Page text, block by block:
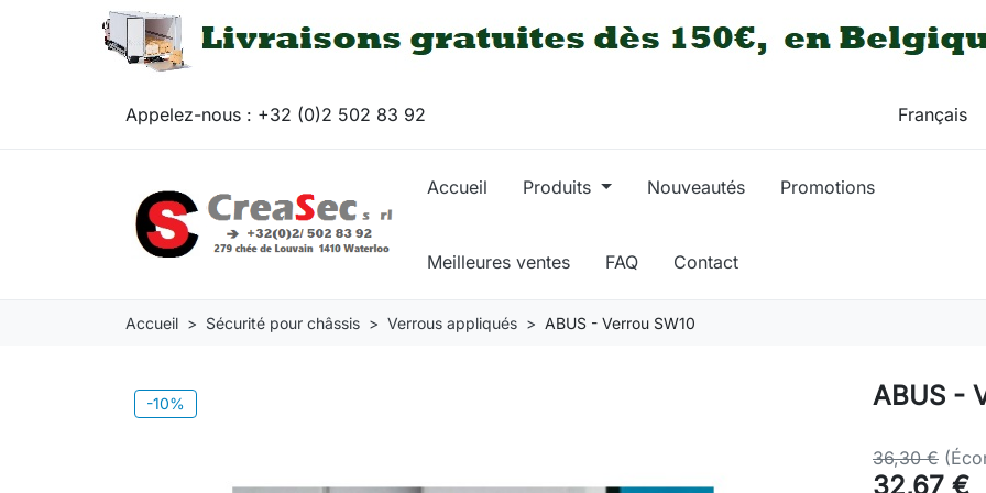
Appelez-nous : +32 (0)2 502 83 92
Accueil Produits Nouveautés Promotions
Meilleures ventes FAQ Contact
Accueil Sécurité pour châssis Verrous appliqués ABUS - Verrou SW10
-10% ABUS -
36,30 €
32,67 €